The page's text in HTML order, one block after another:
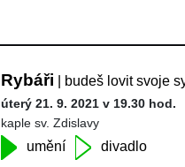
Rybáři | budeš lovit svoje
úterý 21. 9. 2021 v 19.30 hod.
kaple sv. Zdislavy
umění divadlo